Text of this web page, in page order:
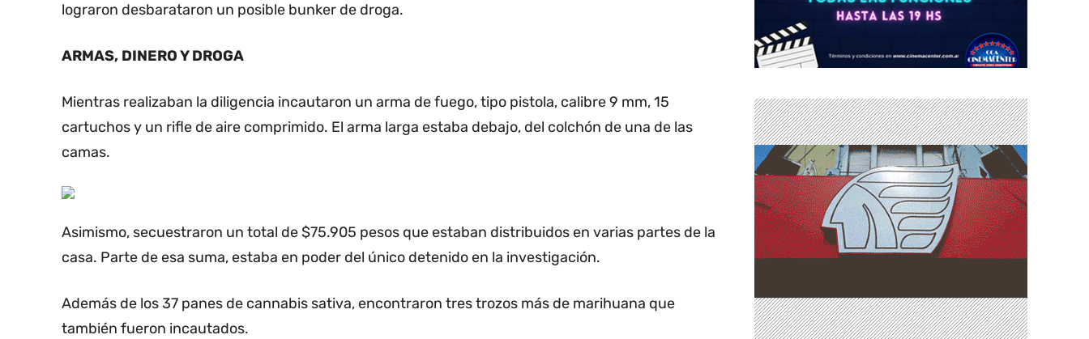
lograron desbarataron un posible bunker de droga.
ARMAS, DINERO Y DROGA
Mientras realizaban la diligencia incautaron un arma de fuego, tipo pistola, calibre 9 mm, 15
cartuchos y un rifle de aire comprimido. El arma larga estaba debajo, del colchón de una de las
camas.
Asimismo, secuestraron un total de $75.905 pesos que estaban distribuidos en varias partes de la
casa. Parte de esa suma, estaba en poder del único detenido en la investigación.
Además de los 37 panes de cannabis sativa, encontraron tres trozos más de marihuana que
también fueron incautados.